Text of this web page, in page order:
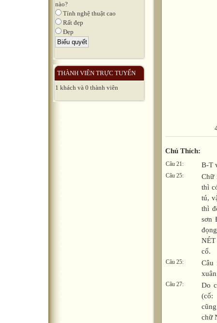
nào?
Tính nghệ thuật cao
Rất đẹp
Đẹp
THÀNH VIÊN TRỰC TUYẾN
1 khách và 0 thành viên
Chú Thích:
Câu 21: B-T
Câu 25:
Chữ
thì
tú,
thì
sơn
NÉT
cổ.
Câu 25:
Câu
Câu 27:
Do
(cố:
chữ